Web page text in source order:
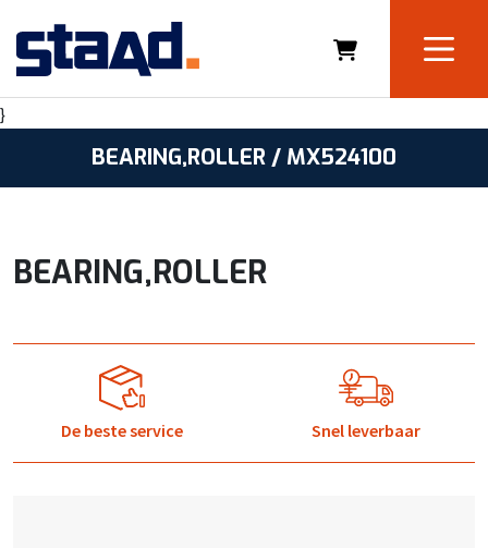
}
BEARING,ROLLER / MX524100
BEARING,ROLLER
De beste service Snel leverbaar